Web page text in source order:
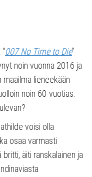
007 No Time to Die”
noin vuonna 2016 ja
lieneekään
noin 60-vuotias.
voisi olla
osaa varmasti
äiti ranskalainen ja